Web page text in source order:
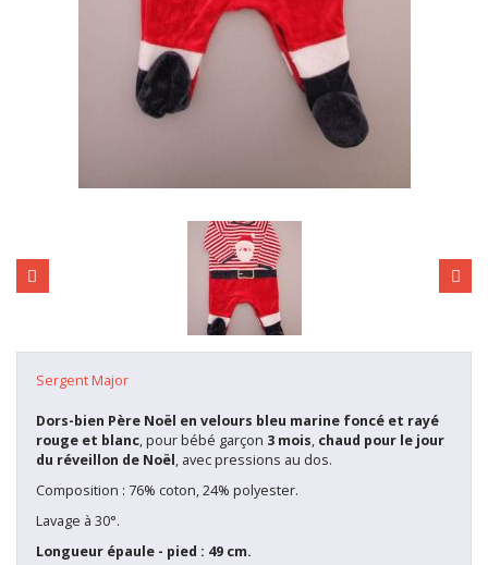
Sergent Major
Dors-bien Père Noël en velours bleu marine foncé et rayé
rouge et blanc, pour bébé garçon 3 mois, chaud pour le jour
du réveillon de Noël, avec pressions au dos.
Composition : 76% coton, 24% polyester.
Lavage à 30°.
Longueur épaule - pied : 49 cm.